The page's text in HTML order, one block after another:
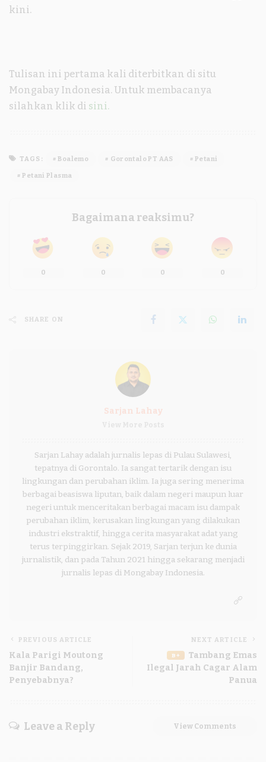
kini.
Tulisan ini pertama kali diterbitkan di situ
Mongabay Indonesia. Untuk membacanya
silahkan klik di sini.
TAGS: Boalemo Gorontalo PT AAS Petani
Petani Plasma
Bagaimana reaksimu?
0 0 0 0
SHARE ON
Sarjan Lahay
Sarjan Lahay adalah jurnalis lepas di Pulau Sulawesi,
tepatnya di Gorontalo. Ia sangat tertarik dengan isu
lingkungan dan perubahan iklim. Ia juga sering menerima
berbagai beasiswa liputan, baik dalam negeri maupun luar
negeri untuk menceritakan berbagai macam isu dampak
perubahan iklim, kerusakan lingkungan yang dilakukan
industri ekstraktif, hingga cerita masyarakat adat yang
terus terpinggirkan. Sejak 2019, Sarjan terjun ke dunia
jurnalistik, dan pada Tahun 2021 hingga sekarang menjadi
jurnalis lepas di Mongabay Indonesia.
PREVIOUS ARTICLE
Kala Parigi Moutong
Banjir Bandang,
Penyebabnya?
NEXT ARTICLE
B+
Tambang Emas
Ilegal Jarah Cagar Alam
Panua
Leave a Reply View Comments